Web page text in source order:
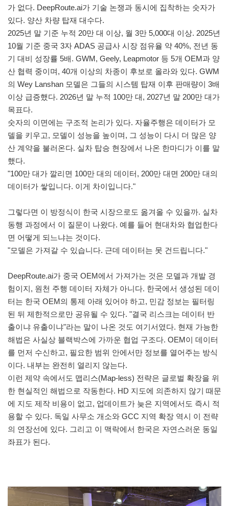
가 없다. DeepRoute.ai가 기술 논쟁과 동시에 집착하는 숫자가
있다. 양산 차량 탑재 대수다.
2025년 말 기준 누적 20만 대 이상, 월 3만 5,000대 이상. 2025년
10월 기준 중국 3자 ADAS 공급사 시장 점유율 약 40%, 전년 동
기 대비 성장률 5배. GWM, Geely, Leapmotor 등 5개 OEM과 양
산 협력 중이며, 40개 이상의 차종이 후보로 올라와 있다. GWM
의 Wey Lanshan 모델은 그들의 시스템 탑재 이후 판매량이 3배
이상 급증했다. 2026년 말 누적 100만 대, 2027년 말 200만 대가
목표다.
숫자의 이면에는 구조적 논리가 있다. 자율주행은 데이터가 모
델을 키우고, 모델이 성능을 높이며, 그 성능이 다시 더 많은 양
산 계약을 불러온다. 실차 탑승 현장에서 나온 한마디가 이를 말
했다.
"100만 대가 깔리면 100만 대의 데이터, 200만 대면 200만 대의
데이터가 쌓입니다. 이게 차이입니다."
그렇다면 이 방정식이 한국 시장으로도 옮겨올 수 있을까. 실차
동행 과정에서 이 질문이 나왔다. 예를 들어 현대차와 협업한다
면 어떻게 되느냐는 것이다.
"모델은 가져갈 수 있습니다. 근데 데이터는 못 건드립니다."
DeepRoute.ai가 중국 OEM에서 가져가는 것은 모델과 개발 경
험이지, 원천 주행 데이터 자체가 아니다. 한국에서 생성된 데이
터는 한국 OEM의 통제 아래 있어야 하고, 민감 정보는 필터링
된 뒤 제한적으로만 공유될 수 있다. "결국 리스크는 데이터 반
출이냐 유출이냐"라는 말이 나온 것도 여기서였다. 현재 가능한
해법은 사실상 블랙박스에 가까운 협업 구조다. OEM이 데이터
를 먼저 수신하고, 필요한 범위 안에서만 정보를 열어주는 방식
이다. 내부는 완전히 열리지 않는다.
이런 제약 속에서도 맵리스(Map-less) 전략은 글로벌 확장을 위
한 현실적인 해법으로 작동한다. HD 지도에 의존하지 않기 때문
에 지도 제작 비용이 없고, 업데이트가 늦은 지역에서도 즉시 적
용할 수 있다. 독일 사무소 개소와 GCC 지역 확장 역시 이 전략
의 연장선에 있다. 그리고 이 맥락에서 한국은 자연스러운 동일
좌표가 된다.